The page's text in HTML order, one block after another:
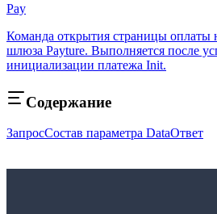
Pay
Команда открытия страницы оплаты
шлюза Payture. Выполняется после
инициализации платежа Init.
Содержание
ЗапросСостав параметра DataОтвет